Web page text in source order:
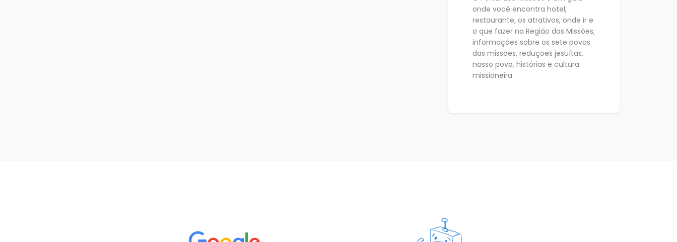
onde você encontra hotel,
restaurante, os atrativos, onde ir e
o que fazer na Região das Missões,
informações sobre os sete povos
das missões, reduções jesuítas,
nosso povo, histórias e cultura
missioneira.